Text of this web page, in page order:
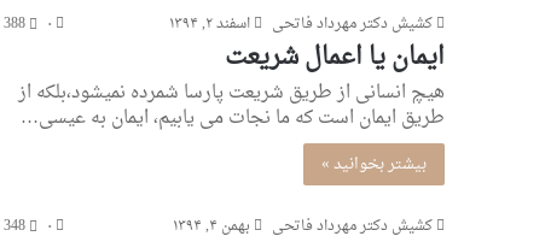
کشیش دکتر مهرداد فاتحی اسفند ۲, ۱۳۹۴ ۰ 388
ایمان یا اعمال شریعت
هیچ انسانی از طریق شریعت پارسا شمرده نمیشود،بلکه از
طریق ایمان است که ما نجات می یابیم، ایمان به عیسی…
بیشتر بخوانید »
کشیش دکتر مهرداد فاتحی بهمن ۴, ۱۳۹۴ ۰ 348